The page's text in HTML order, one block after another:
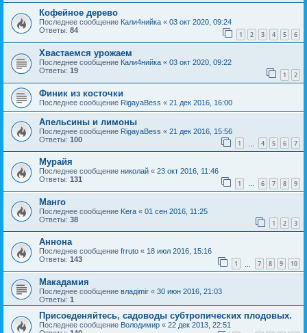
Кофейное дерево
Последнее сообщение Кали4нийка « 03 окт 2020, 09:24
Ответы: 84 1 2 3 4 5 6
Хвастаемся урожаем
Последнее сообщение Кали4нийка « 03 окт 2020, 09:22
Ответы: 19 1 2
Финик из косточки
Последнее сообщение RigayaBess « 21 дек 2016, 16:00
Апельсины и лимоны
Последнее сообщение RigayaBess « 21 дек 2016, 15:56
Ответы: 100 1 4 5 6 7
Мурайя
Последнее сообщение николай « 23 окт 2016, 11:46
Ответы: 131 1 … 6 7 8 9
Манго
Последнее сообщение Kera « 01 сен 2016, 11:25
Ответы: 38 1 2 3
Аннона
Последнее сообщение frruto « 18 июл 2016, 15:16
Ответы: 143 1 7 8 9 10
Макадамия
Последнее сообщение владimir « 30 июн 2016, 21:03
Ответы: 1
Присоеденяйтесь, садоводы субтропических плодовых.
Последнее сообщение Володимир « 22 дек 2013, 22:51